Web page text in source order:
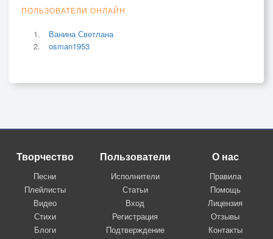
ПОЛЬЗОВАТЕЛИ ОНЛАЙН
Ванина Светлана
osman1953
Творчество
Песни
Плейлисты
Видео
Стихи
Блоги
Пользователи
Исполнители
Статьи
Вход
Регистрация
Подтверждение
О нас
Правила
Помощь
Лицензия
Отзывы
Контакты